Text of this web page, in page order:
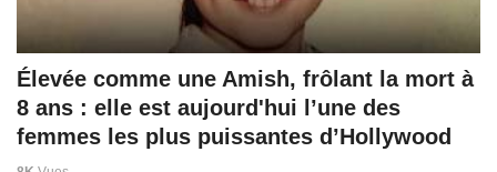
Élevée comme une Amish, frôlant la mort à
8 ans : elle est aujourd'hui l’une des
femmes les plus puissantes d’Hollywood